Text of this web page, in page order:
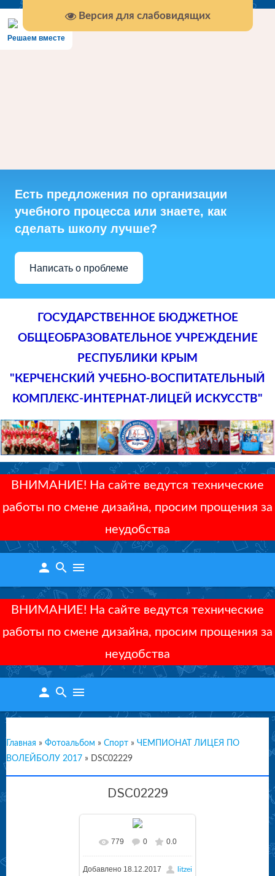
Версия для слабовидящих
Решаем вместе
Есть предложения по организации
учебного процесса или знаете, как
сделать школу лучше?
Написать о проблеме
ГОСУДАРСТВЕННОЕ БЮДЖЕТНОЕ
ОБЩЕОБРАЗОВАТЕЛЬНОЕ УЧРЕЖДЕНИЕ
РЕСПУБЛИКИ КРЫМ
"КЕРЧЕНСКИЙ УЧЕБНО-ВОСПИТАТЕЛЬНЫЙ
КОМПЛЕКС-ИНТЕРНАТ-ЛИЦЕЙ ИСКУССТВ"
ВНИМАНИЕ! На сайте ведутся технические
работы по смене дизайна, просим прощения за
неудобства
person search menu
ВНИМАНИЕ! На сайте ведутся технические
работы по смене дизайна, просим прощения за
неудобства
person search menu
Главная » Фотоальбом » Спорт » ЧЕМПИОНАТ ЛИЦЕЯ ПО
ВОЛЕЙБОЛУ 2017 » DSC02229
DSC02229
779 0 0.0
Добавлено 18.12.2017 litzei